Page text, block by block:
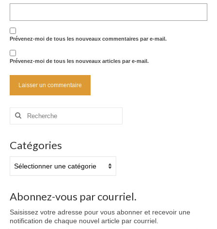
Prévenez-moi de tous les nouveaux commentaires par e-mail.
Prévenez-moi de tous les nouveaux articles par e-mail.
Rechercher
Catégories
Abonnez-vous par courriel.
Saisissez votre adresse pour vous abonner et recevoir une
notification de chaque nouvel article par courriel.